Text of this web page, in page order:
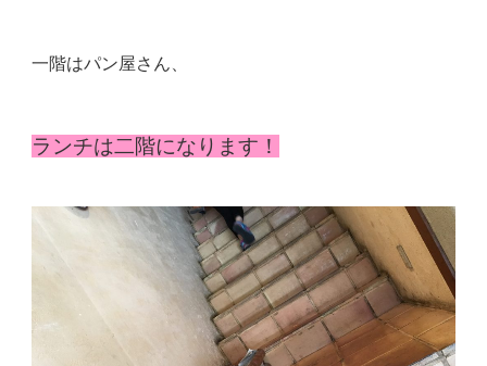
一階はパン屋さん、
ランチは二階になります！